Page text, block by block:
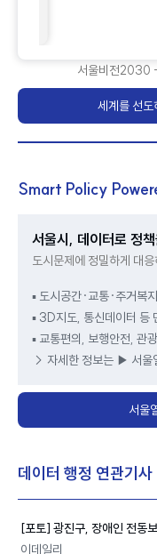
서울비전2030
세계를 선도
Smart Policy
서울시, 데이터로 정
도시문제에 정밀하게 대
▪ 도시공간·교통·주거복
▪ 3D지도, 통신데이터 등
▪ 교통편의, 보행안전, 관
→ 자세한 정보는 ▶ 서울
서울
데이터 행정 연관기사
[포토] 광진구, 장애인 전동
이데일리